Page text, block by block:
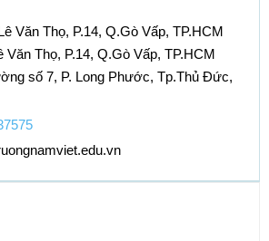
Văn Thọ, P.14, Q.Gò Vấp, TP.HCM
Văn Thọ, P.14, Q.Gò Vấp, TP.HCM
số 7, P. Long Phước, Tp.Thủ Đức,